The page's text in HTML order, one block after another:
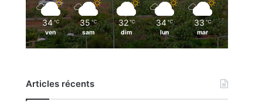
34 ℃
ven
35 ℃
sam
32 ℃
dim
34 ℃
lun
33 ℃
mar
Articles récents